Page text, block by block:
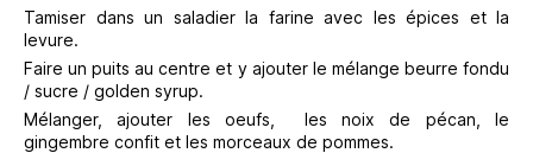
Tamiser dans un saladier la farine avec les épices et la
levure.
Faire un puits au centre et y ajouter le mélange beurre fondu
/ sucre / golden syrup.
Mélanger, ajouter les oeufs, les noix de pécan, le
gingembre confit et les morceaux de pommes.